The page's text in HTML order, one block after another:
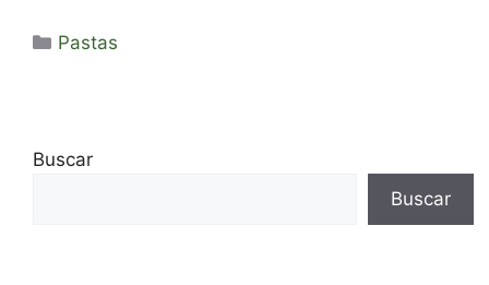
Categorías
Pastas
Buscar
Buscar